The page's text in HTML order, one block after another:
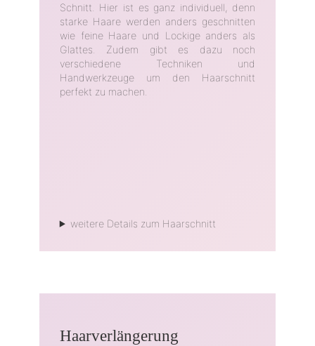
Schnitt. Hier ist es ganz individuell, denn
starke Haare werden anders geschnitten
wie feine Haare und Lockige anders als
Glattes. Zudem gibt es dazu noch
verschiedene Techniken und
Handwerkzeuge um den Haarschnitt
perfekt zu machen.
weitere Details zum Haarschnitt
Haarverlängerung